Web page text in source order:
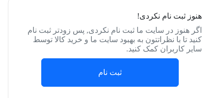
هنوز ثبت نام نکردی!
اگر هنوز در سایت ما ثبت نام نکردی, پس زودتر ثبت نام
کنید تا با نظراتتون به بهبود سایت ما و خرید کالا توسط
سایر کاربران کمک کنید.
ثبت نام